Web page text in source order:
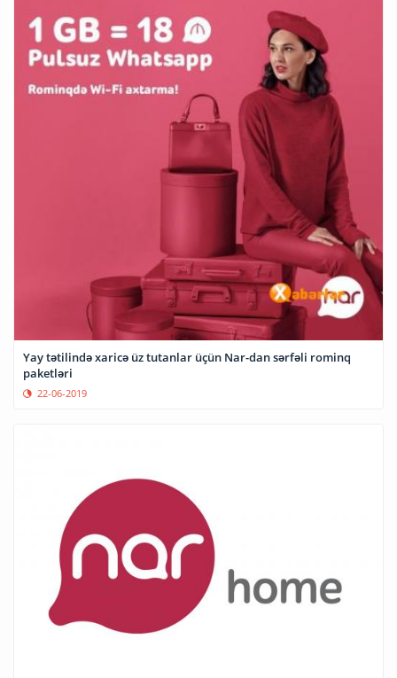
Yay tətilində xaricə üz tutanlar üçün Nar-dan sərfəli rominq
paketləri
22-06-2019